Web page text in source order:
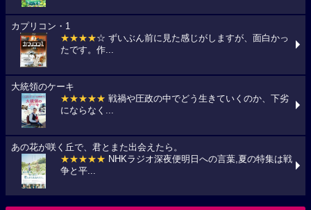
カプリコン・1
★★★★☆ ずいぶん前に見た感じがしますが、面白かっ
たです。作...
大統領のケーキ
★★★★★ 戦禍や圧政の中でどう生きていくのか、下劣
にならなく...
あの花が咲く丘で、君とまた出会えたら。
★★★★★ NHKラジオ深夜便明日への言葉,夏の特集は戦
争と平...